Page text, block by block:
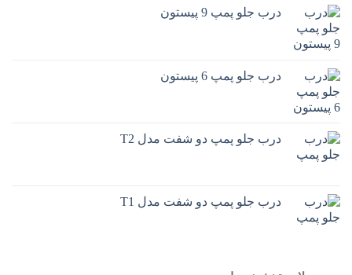
درب جلو پمپ 9 پیستون
درب جلو پمپ 6 پیستون
درب جلو پمپ دو شفت مدل T2
درب جلو پمپ دو شفت مدل T1